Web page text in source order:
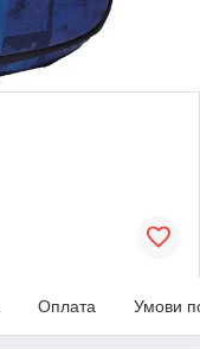
Оплата Умови